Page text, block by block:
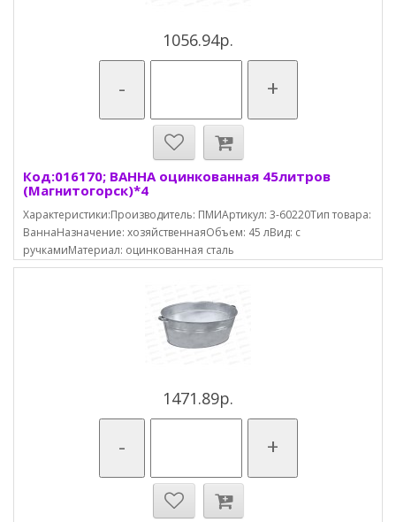
1056.94р.
- +
Код:016170; ВАННА оцинкованная 45литров
(Магнитогорск)*4
Характеристики:Производитель: ПМИАртикул: 3-60220Тип товара:
ВаннаНазначение: хозяйственнаяОбъем: 45 лВид: с
ручкамиМатериал: оцинкованная сталь
1471.89р.
- +